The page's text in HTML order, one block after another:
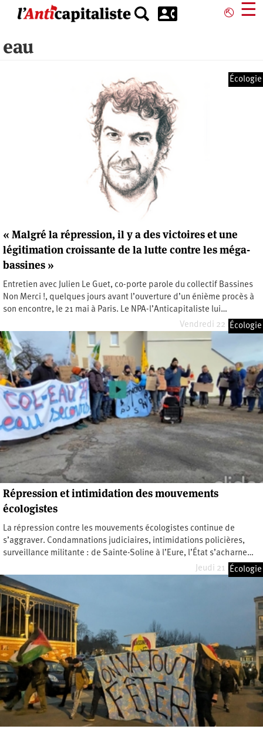
principal
⎋ ☰
eau
Écologie
« Malgré la répression, il y a des victoires et une
légitimation croissante de la lutte contre les méga-
bassines »
Entretien avec Julien Le Guet, co-porte parole du collectif Bassines
Non Merci !, quelques jours avant l’ouverture d’un énième procès à
son encontre, le 21 mai à Paris. Le NPA-l’Anticapitaliste lui…
Vendredi 22 mai 2026
Écologie
Répression et intimidation des mouvements
écologistes
La répression contre les mouvements écologistes continue de
s’aggraver. Condamnations judiciaires, intimidations policières,
surveillance militante : de Sainte-Soline à l’Eure, l’État s’acharne…
Jeudi 21 mai 2026
Écologie